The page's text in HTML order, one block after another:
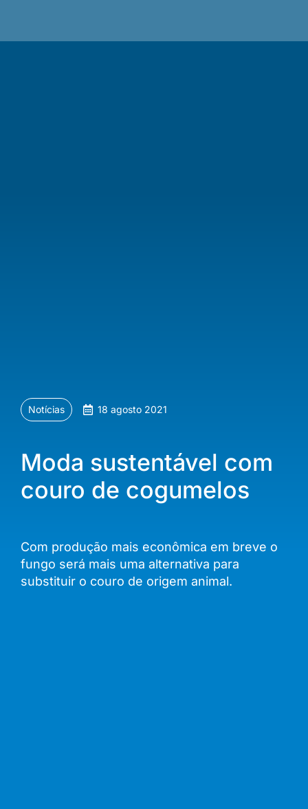
Notícias 18 agosto 2021
Moda sustentável com
couro de cogumelos
Com produção mais econômica em breve o
fungo será mais uma alternativa para
substituir o couro de origem animal.